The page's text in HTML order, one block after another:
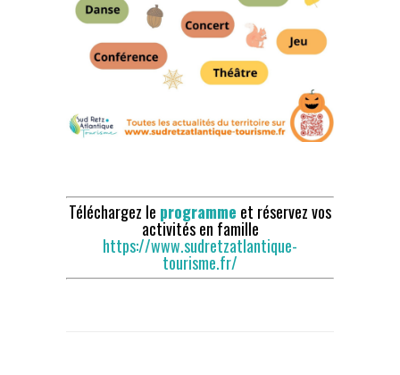
Téléchargez le programme et réservez vos
activités en famille
https://www.sudretzatlantique-
tourisme.fr/